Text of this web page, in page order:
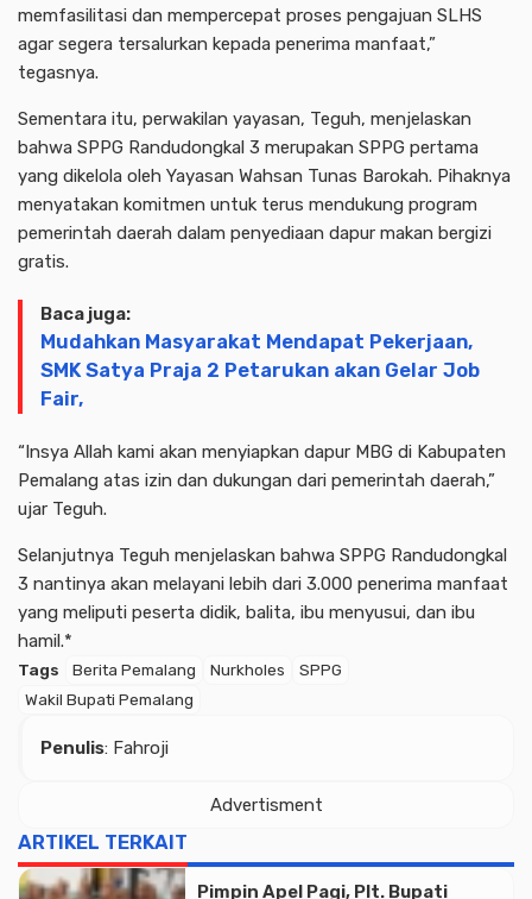
memfasilitasi dan mempercepat proses pengajuan SLHS
agar segera tersalurkan kepada penerima manfaat,”
tegasnya.
Sementara itu, perwakilan yayasan, Teguh, menjelaskan
bahwa SPPG Randudongkal 3 merupakan SPPG pertama
yang dikelola oleh Yayasan Wahsan Tunas Barokah. Pihaknya
menyatakan komitmen untuk terus mendukung program
pemerintah daerah dalam penyediaan dapur makan bergizi
gratis.
Baca juga:
Mudahkan Masyarakat Mendapat Pekerjaan,
SMK Satya Praja 2 Petarukan akan Gelar Job
Fair,
“Insya Allah kami akan menyiapkan dapur MBG di Kabupaten
Pemalang atas izin dan dukungan dari pemerintah daerah,”
ujar Teguh.
Selanjutnya Teguh menjelaskan bahwa SPPG Randudongkal
3 nantinya akan melayani lebih dari 3.000 penerima manfaat
yang meliputi peserta didik, balita, ibu menyusui, dan ibu
hamil.*
Tags Berita Pemalang Nurkholes
SPPG
Wakil Bupati Pemalang
Penulis: Fahroji
Advertisment
ARTIKEL TERKAIT
Pimpin Apel Pagi, Plt. Bupati